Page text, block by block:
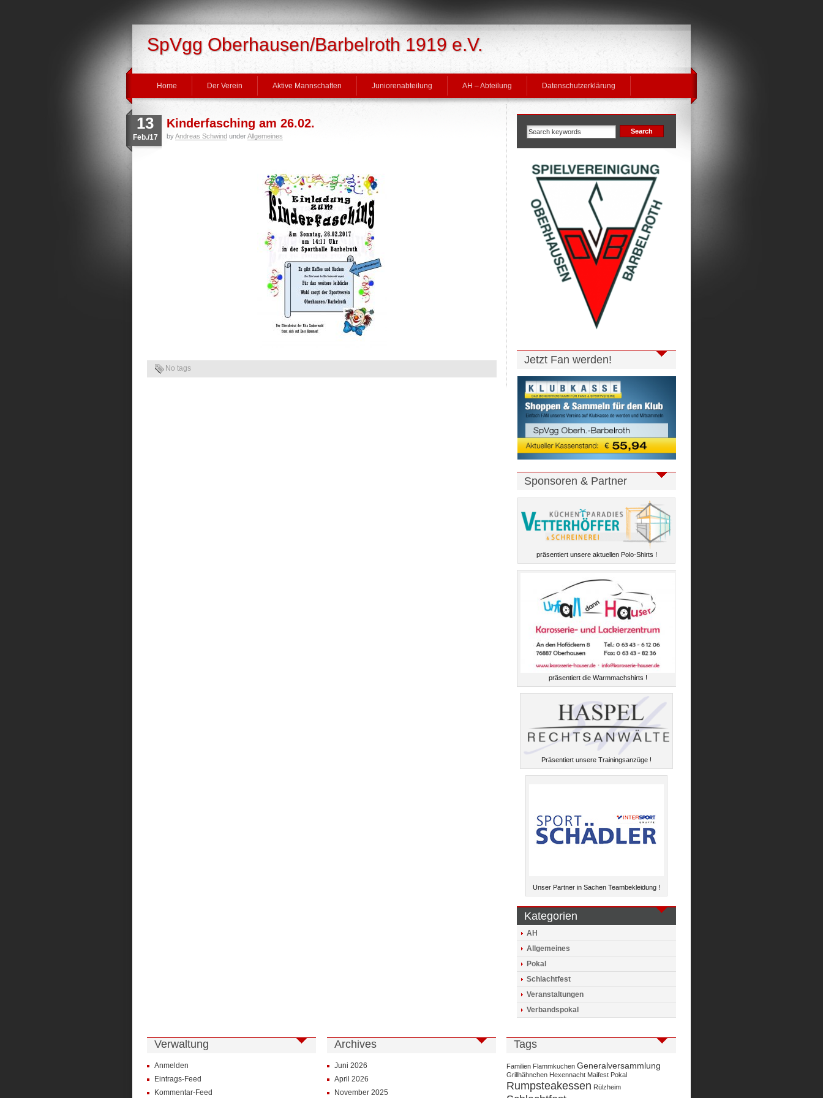
SpVgg Oberhausen/Barbelroth 1919 e.V.
Home Der Verein Aktive Mannschaften Juniorenabteilung AH – Abteilung Datenschutzerklärung
13
Feb./17
Kinderfasching am 26.02.
byAndreas Schwind underAllgemeines
No tags
Jetzt Fan werden!
Sponsoren & Partner
präsentiert unsere aktuellen Polo-Shirts !
präsentiert die Warmmachshirts !
Präsentiert unsere Trainingsanzüge !
Unser Partner in Sachen Teambekleidung !
Kategorien
AH
Allgemeines
Pokal
Schlachtfest
Veranstaltungen
Verbandspokal
Verwaltung
Anmelden
Eintrags-Feed
Kommentar-Feed
Archives
Juni 2026
April 2026
November 2025
Tags
Familien Flammkuchen Generalversammlung
Grillhähnchen Hexennacht Maifest Pokal
Rumpsteakessen Rülzheim